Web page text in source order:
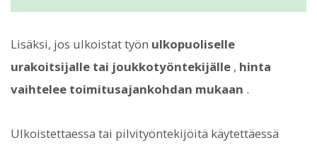
Lisäksi, jos ulkoistat työn ulkopuoliselle
urakoitsijalle tai joukkotyöntekijälle , hinta
vaihtelee toimitusajankohdan mukaan .
Ulkoistettaessa tai pilvityöntekijöitä käytettäessä